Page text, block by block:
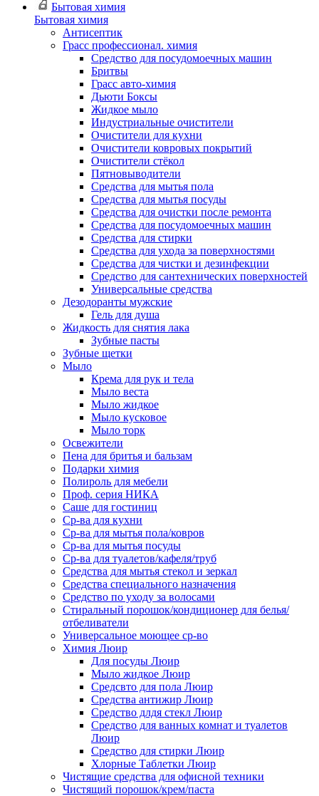
Бытовая химия
Бытовая химия
Антисептик
Грасс профессионал. химия
Cредство для посудомоечных машин
Бритвы
Грасс авто-химия
Дьюти Боксы
Жидкое мыло
Индустриальные очистители
Очистители для кухни
Очистители ковровых покрытий
Очистители стёкол
Пятновыводители
Средства для мытья пола
Средства для мытья посуды
Средства для очистки после ремонта
Средства для посудомоечных машин
Средства для стирки
Средства для ухода за поверхностями
Средства для чистки и дезинфекции
Средство для сантехнических поверхностей
Универсальные средства
Дезодоранты мужские
Гель для душа
Жидкость для снятия лака
Зубные пасты
Зубные щетки
Мыло
Крема для рук и тела
Мыло веста
Мыло жидкое
Мыло кусковое
Мыло торк
Освежители
Пена для бритья и бальзам
Подарки химия
Полироль для мебели
Проф. серия НИКА
Саше для гостиниц
Ср-ва для кухни
Ср-ва для мытья пола/ковров
Ср-ва для мытья посуды
Ср-ва для туалетов/кафеля/труб
Средства для мытья стекол и зеркал
Средства специального назначения
Средство по уходу за волосами
Стиральный порошок/кондиционер для белья/
отбеливатели
Универсальное моющее ср-во
Химия Люир
Для посуды Люир
Мыло жидкое Люир
Средсвто для пола Люир
Средства антижир Люир
Средство длдя стекл Люир
Средство для ванных комнат и туалетов
Люир
Средство для стирки Люир
Хлорные Таблетки Люир
Чистящие средства для офисной техники
Чистящий порошок/крем/паста